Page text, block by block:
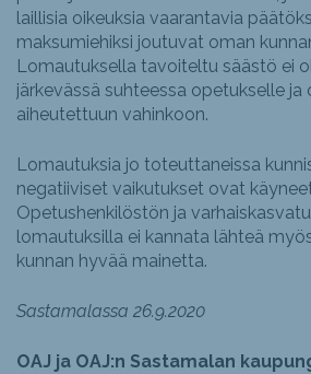
laillisia oikeuksia vaarantavia
maksumiehiksi joutuvat oman
Lomautuksella tavoiteltu säästö ei
järkevässä suhteessa opetukselle ja
aiheutettuun vahinkoon.
Lomautuksia jo toteuttaneissa
negatiiviset vaikutukset ovat
Opetushenkilöstön ja
lomautuksilla ei kannata lähteä
kunnan hyvää mainetta.
Sastamalassa 26.9.2020
OAJ ja OAJ:n Sastamalan